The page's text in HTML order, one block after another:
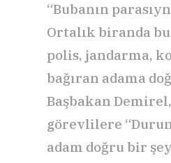
“Bubanın
Ortalık biranda
polis, jandarma,
bağıran adama
Başbakan
görevlilere
adam doğru bir